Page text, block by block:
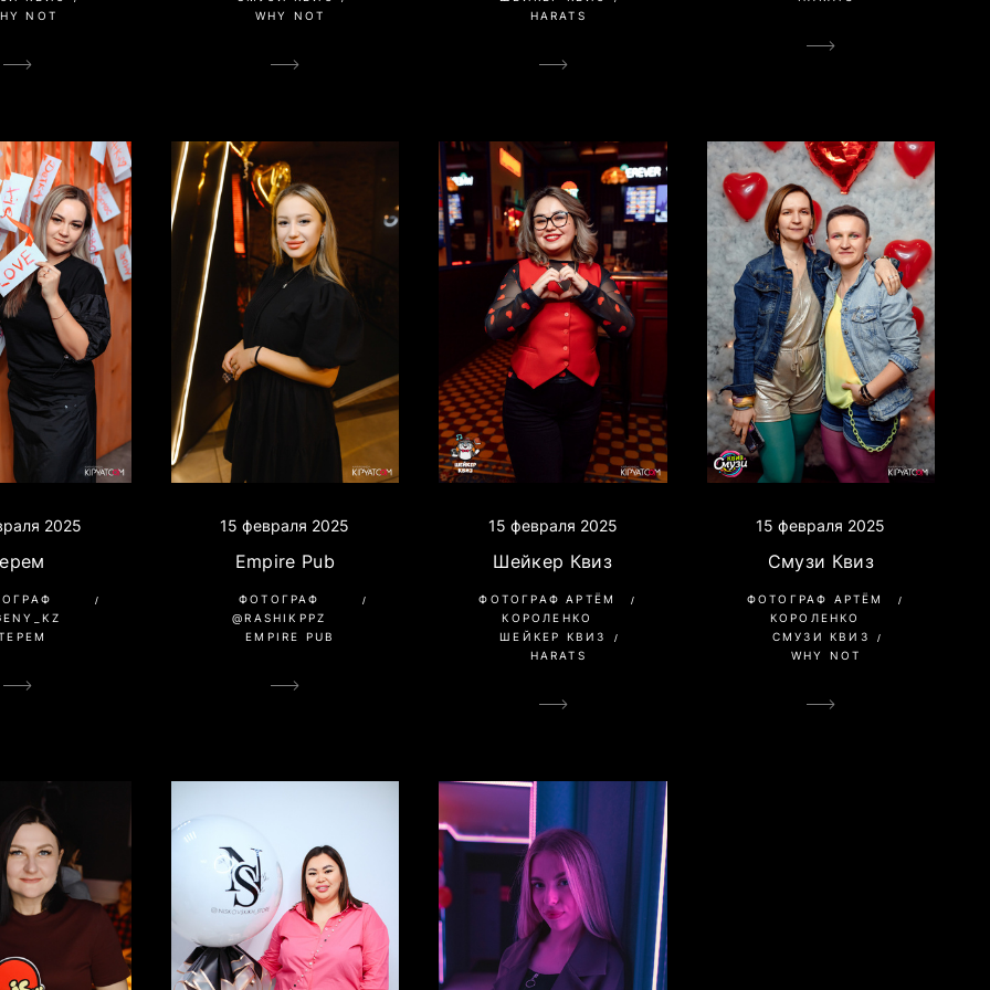
NOT
WHY NOT
HARATS
2025 15 февраля 2025
Empire Pub
ФОТОГРАФ
@RASHIKPPZ
EMPIRE PUB
15 февраля 2025
Шейкер Квиз
ФОТОГРАФ АРТЁМ
КОРОЛЕНКО
ШЕЙКЕР КВИЗ
HARATS
15 февраля 2025
Смузи Квиз
ФОТОГРАФ АРТЁМ
КОРОЛЕНКО
СМУЗИ КВИЗ
WHY NOT